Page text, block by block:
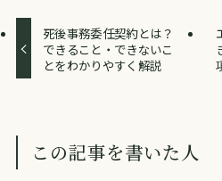
死後事務委任契約とは？
できること・できないこ
とをわかりやすく解説
この記事を書いた人